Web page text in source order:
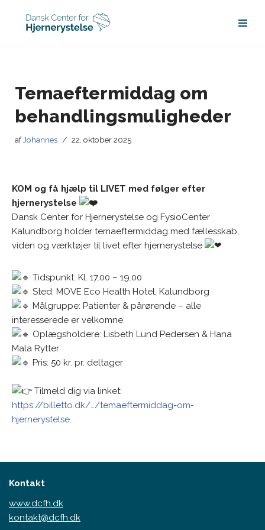
Spring
Temaeftermiddag om
behandlingsmuligheder
af Johannes 22. oktober 2025
KOM og få hjælp til LIVET med følger efter
hjernerystelse
Dansk Center for Hjernerystelse og FysioCenter
Kalundborg holder temaeftermiddag med fællesskab,
viden og værktøjer til livet efter hjernerystelse
Tidspunkt: Kl. 17.00 – 19.00
Sted: MOVE Eco Health Hotel, Kalundborg
Målgruppe: Patienter & pårørende – alle
interesserede er velkomne
Oplægsholdere: Lisbeth Lund Pedersen & Hana
Mala Rytter
Pris: 50 kr. pr. deltager
Tilmeld dig via linket:
https://billetto.dk/…/temaeftermiddag-om-
hjernerystelse…
Kontakt
www.dcfh.dk
kontakt@dcfh.dk